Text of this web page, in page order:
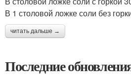
В 1 столовой ложке соли без
читать дальше →
Последние